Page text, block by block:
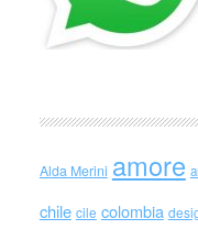
Alda Merini amore
chile cile colombia